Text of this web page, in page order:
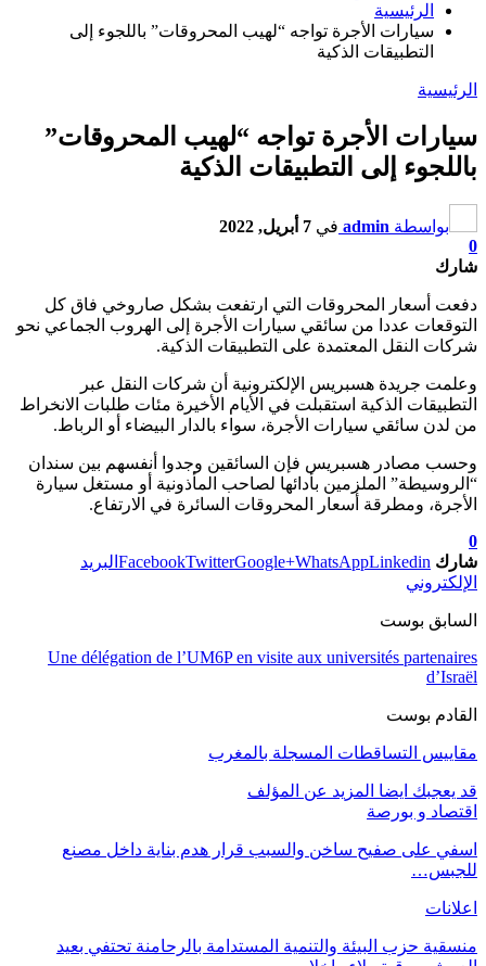
الرئيسية
سيارات الأجرة تواجه “لهيب المحروقات” باللجوء إلى
التطبيقات الذكية
الرئيسية
سيارات الأجرة تواجه “لهيب المحروقات”
باللجوء إلى التطبيقات الذكية
بواسطة admin في 7 أبريل, 2022
0
شارك
دفعت أسعار المحروقات التي ارتفعت بشكل صاروخي فاق كل
التوقعات عددا من سائقي سيارات الأجرة إلى الهروب الجماعي نحو
شركات النقل المعتمدة على التطبيقات الذكية.
وعلمت جريدة هسبريس الإلكترونية أن شركات النقل عبر
التطبيقات الذكية استقبلت في الأيام الأخيرة مئات طلبات الانخراط
من لدن سائقي سيارات الأجرة، سواء بالدار البيضاء أو الرباط.
وحسب مصادر هسبريس فإن السائقين وجدوا أنفسهم بين سندان
“الروسيطة” الملزمين بأدائها لصاحب المأذونية أو مستغل سيارة
الأجرة، ومطرقة أسعار المحروقات السائرة في الارتفاع.
0
شارك
FacebookTwitterGoogle+WhatsAppLinkedin
البريد
الإلكتروني
السابق بوست
Une délégation de l’UM6P en visite aux universités partenaires
d’Israël
القادم بوست
مقاييس التساقطات المسجلة بالمغرب
قد يعجبك ايضا المزيد عن المؤلف
اقتصاد و بورصة
اسفي على صفيح ساخن والسبب قرار هدم بناية داخل مصنع
للجبس…
اعلانات
منسقية حزب البيئة والتنمية المستدامة بالرحامنة تحتفي بعيد